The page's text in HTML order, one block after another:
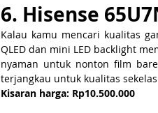
6. Hisense
Kalau kamu mencari kualitas
QLED dan mini LED backlight
nyaman untuk nonton film
terjangkau untuk kualitas
Kisaran harga: Rp10.500.000